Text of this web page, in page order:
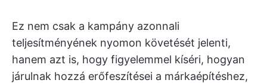
Ez nem csak a kampány azonnali
teljesítményének nyomon követését jelenti,
hanem azt is, hogy figyelemmel kíséri, hogyan
járulnak hozzá erőfeszítései a márkaépítéshez,